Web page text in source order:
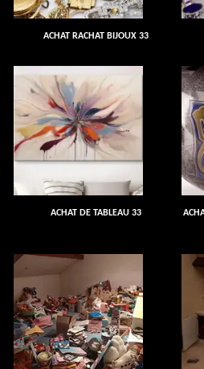
ACHAT RACHAT BIJOUX 33
ACHAT DE TABLEAU 33